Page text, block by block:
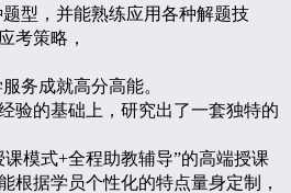
型，并能熟练应用各种解题技
考策略，
务成就高分高能。
验的基础上，研究出了一套独特的
课模式+全程助教辅导”的高端授课
根据学员个性化的特点量身定制，